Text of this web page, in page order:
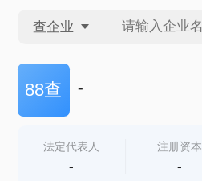
查企业
查企业
查产地
88查 -
法定代表人
-
注册资本
-